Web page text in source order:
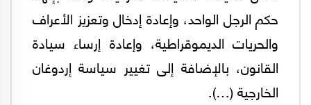
حكم الرجل الواحد، وإعادة إدخال وتعزيز الأعراف
والحريات الديموقراطية، وإعادة إرساء سيادة
القانون، بالإضافة إلى تغيير سياسة إردوغان
الخارجية (…).